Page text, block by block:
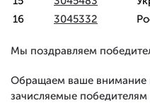
16
3045332
Мы поздравляем
Обращаем ваше внимание
зачисляемые